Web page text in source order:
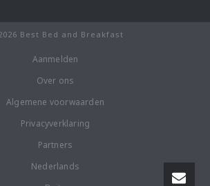
Best Bed and Breakfast
Aanmelden
Over ons
Algemene voorwaarden
Privacyverklaring
Partners
Nederlands